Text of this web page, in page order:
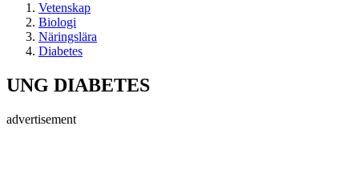
Vetenskap
Biologi
Näringslära
Diabetes
UNG DIABETES
advertisement